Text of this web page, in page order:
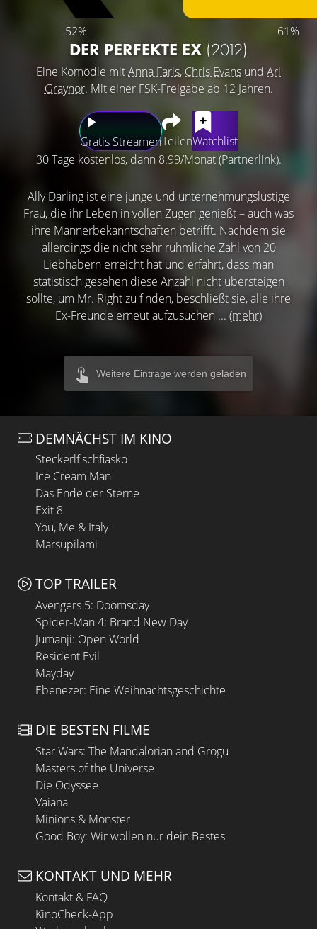
52% 61%
DER PERFEKTE EX (2012)
Eine Komödie mitAnna Faris, Chris Evans und Ari
Graynor. Mit einer FSK-Freigabe ab 12 Jahren.
Gratis StreamenTeilenWatchlist
30 Tage kostenlos, dann 8.99/Monat (Partnerlink).
Ally Darling ist eine junge und unternehmungslustige
Frau, die ihr Leben in vollen Zügen genießt – auch was
ihre Männerbekanntschaften betrifft. Nachdem sie
allerdings die nicht sehr rühmliche Zahl von 20
Liebhabern erreicht hat und erfährt, dass man
statistisch gesehen diese Anzahl nicht übersteigen
sollte, um Mr. Right zu finden, beschließt sie, alle ihre
Ex-Freunde erneut aufzusuchen ... (mehr)
Weitere Einträge werden geladen
DEMNÄCHST IM KINO
Steckerlfischfiasko
Ice Cream Man
Das Ende der Sterne
Exit 8
You, Me & Italy
Marsupilami
TOP TRAILER
Avengers 5: Doomsday
Spider-Man 4: Brand New Day
Jumanji: Open World
Resident Evil
Mayday
Ebenezer: Eine Weihnachtsgeschichte
DIE BESTEN FILME
Star Wars: The Mandalorian and Grogu
Masters of the Universe
Die Odyssee
Vaiana
Minions & Monster
Good Boy: Wir wollen nur dein Bestes
KONTAKT UND MEHR
Kontakt & FAQ
KinoCheck-App